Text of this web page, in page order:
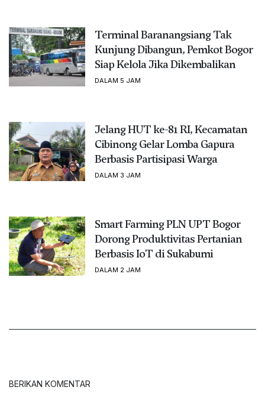
Terminal Baranangsiang Tak
Kunjung Dibangun, Pemkot Bogor
Siap Kelola Jika Dikembalikan
DALAM 5 JAM
Jelang HUT ke-81 RI, Kecamatan
Cibinong Gelar Lomba Gapura
Berbasis Partisipasi Warga
DALAM 3 JAM
Smart Farming PLN UPT Bogor
Dorong Produktivitas Pertanian
Berbasis IoT di Sukabumi
DALAM 2 JAM
BERIKAN KOMENTAR